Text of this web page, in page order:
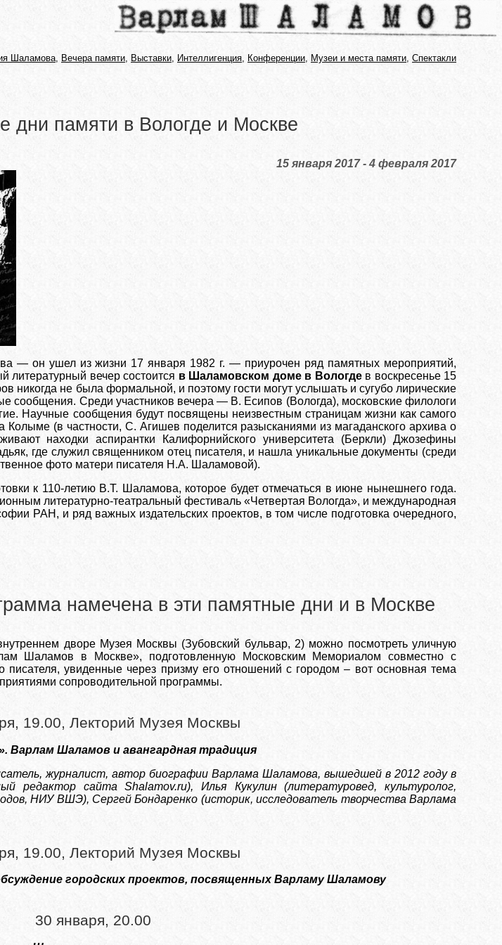
Шаламова, Вечера памяти, Выставки, Интеллигенция, Конференции, Музеи и места памяти, Спектакли
дни памяти в Вологде и Москве
15 января 2017 - 4 февраля 2017
— он ушел из жизни 17 января 1982 г. — приурочен ряд памятных мероприятий,
литературный вечер состоится в Шаламовском доме в Вологдев воскресенье 15
никогда не была формальной, и поэтому гости могут услышать и сугубо лирические
сообщения. Среди участников вечера — В. Есипов (Вологда), московские филологи
Научные сообщения будут посвящены неизвестным страницам жизни как самого
Колыме (в частности, С. Агишев поделится разысканиями из магаданского архива о
находки аспирантки Калифорнийского университета (Беркли) Джозефины
где служил священником отец писателя, и нашла уникальные документы (среди
фото матери писателя Н.А. Шаламовой).
к 110-летию В.Т. Шаламова, которое будет отмечаться в июне нынешнего года.
литературно-театральный фестиваль «Четвертая Вологда», и международная
РАН, и ряд важных издательских проектов, в том числе подготовка очередного,
намечена в эти памятные дни и в Москве
дворе Музея Москвы (Зубовский бульвар, 2) можно посмотреть уличную
Шаламов в Москве», подготовленную Московским Мемориалом совместно с
писателя, увиденные через призму его отношений с городом – вот основная тема
сопроводительной программы.
19.00, Лекторий Музея Москвы
Варлам Шаламов и авангардная традиция
журналист, автор биографии Варлама Шаламова, вышедшей в 2012 году в
редактор сайта Shalamov.ru), Илья Кукулин (литературовед, культуролог,
НИУ ВШЭ), Сергей Бондаренко (историк, исследователь творчества Варлама
19.00, Лекторий Музея Москвы
городских проектов, посвященных Варламу Шаламову
30 января, 20.00